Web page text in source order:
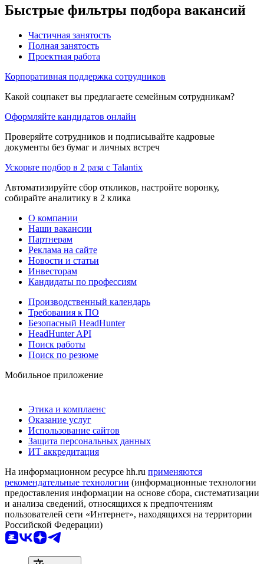
Быстрые фильтры подбора вакансий
Частичная занятость
Полная занятость
Проектная работа
Корпоративная поддержка сотрудников
Какой соцпакет вы предлагаете семейным сотрудникам?
Оформляйте кандидатов онлайн
Проверяйте сотрудников и подписывайте кадровые
документы без бумаг и личных встреч
Ускорьте подбор в 2 раза с Talantix
Автоматизируйте сбор откликов, настройте воронку,
собирайте аналитику в 2 клика
О компании
Наши вакансии
Партнерам
Реклама на сайте
Новости и статьи
Инвесторам
Кандидаты по профессиям
Производственный календарь
Требования к ПО
Безопасный HeadHunter
HeadHunter API
Поиск работы
Поиск по резюме
Мобильное приложение
Этика и комплаенс
Оказание услуг
Использование сайтов
Защита персональных данных
ИТ аккредитация
На информационном ресурсе hh.ru применяются
рекомендательные технологии (информационные технологии
предоставления информации на основе сбора, систематизации
и анализа сведений, относящихся к предпочтениям
пользователей сети «Интернет», находящихся на территории
Российской Федерации)